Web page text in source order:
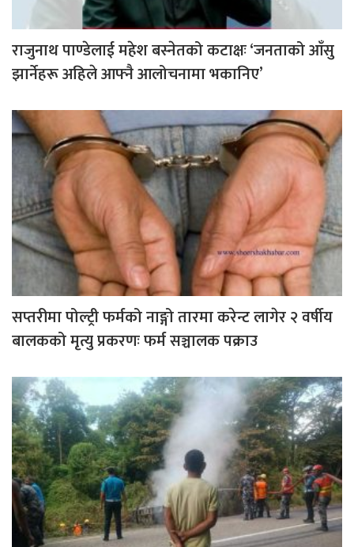
राजुनाथ पाण्डेलाई महेश बस्नेतको कटाक्षः ‘जनताको आँसु
झार्नेहरू अहिले आफ्नै आलोचनामा भकानिए’
सप्तरीमा पोल्ट्री फर्मको नाङ्गो तारमा करेन्ट लागेर २ वर्षीय
बालकको मृत्यु प्रकरणः फर्म सञ्चालक पक्राउ